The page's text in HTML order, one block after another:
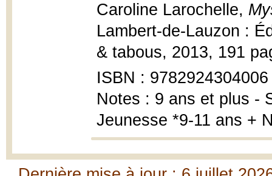
Caroline Larochelle,
Lambert-de-Lauzon :
& tabous, 2013, 191
ISBN : 9782924304006
Notes : 9 ans et plus -
Jeunesse *9-11 ans +